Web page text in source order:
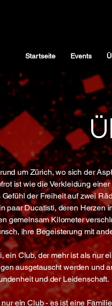
Startseite Events
um Zürich, wo sich der
ist wie die Verkleidung
der Freiheit auf zwei
paar Ducatisti, deren Herzen
gemeinsam Kilometer
ihre Begeisterung mit
ein Club, der mehr ist als nur
ausgetauscht werden und
und der Leidenschaft.
ein Club - es ist eine